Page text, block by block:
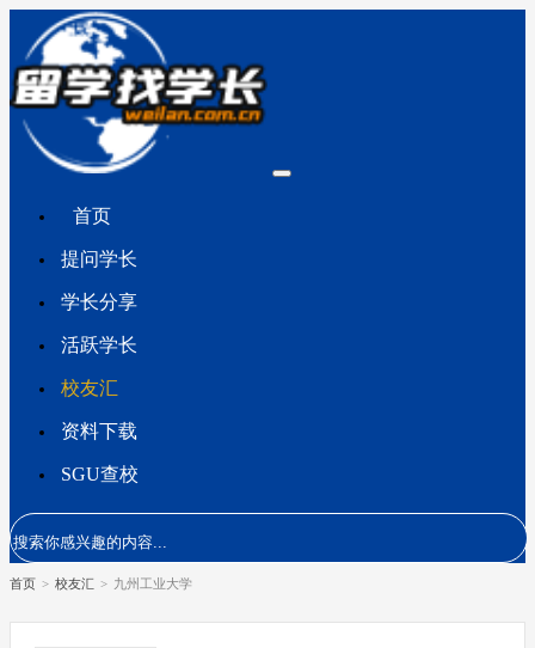
首页
提问学长
学长分享
活跃学长
校友汇
资料下载
SGU查校
首页 > 校友汇 > 九州工业大学